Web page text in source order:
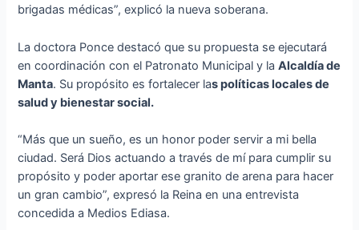
brigadas médicas”, explicó la nueva soberana.
La doctora Ponce destacó que su propuesta se ejecutará
en coordinación con el Patronato Municipal y laAlcaldía de
Manta. Su propósito es fortalecer las políticas locales de
salud y bienestar social.
“Más que un sueño, es un honor poder servir a mi bella
ciudad. Será Dios actuando a través de mí para cumplir su
propósito y poder aportar ese granito de arena para hacer
un gran cambio”, expresó la Reina en una entrevista
concedida a Medios Ediasa.